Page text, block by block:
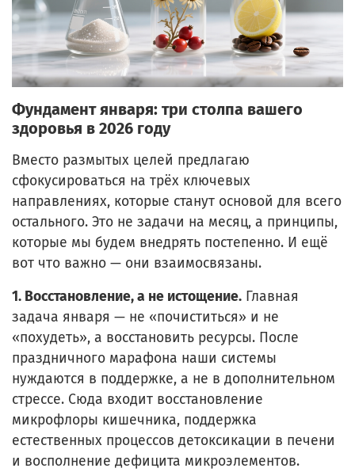
Фундамент января: три столпа вашего
здоровья в 2026 году
Вместо размытых целей предлагаю
сфокусироваться на трёх ключевых
направлениях, которые станут основой для всего
остального. Это не задачи на месяц, а принципы,
которые мы будем внедрять постепенно. И ещё
вот что важно — они взаимосвязаны.
1. Восстановление, а не истощение. Главная
задача января — не «почиститься» и не
«похудеть», а восстановить ресурсы. После
праздничного марафона наши системы
нуждаются в поддержке, а не в дополнительном
стрессе. Сюда входит восстановление
микрофлоры кишечника, поддержка
естественных процессов детоксикации в печени
и восполнение дефицита микроэлементов.